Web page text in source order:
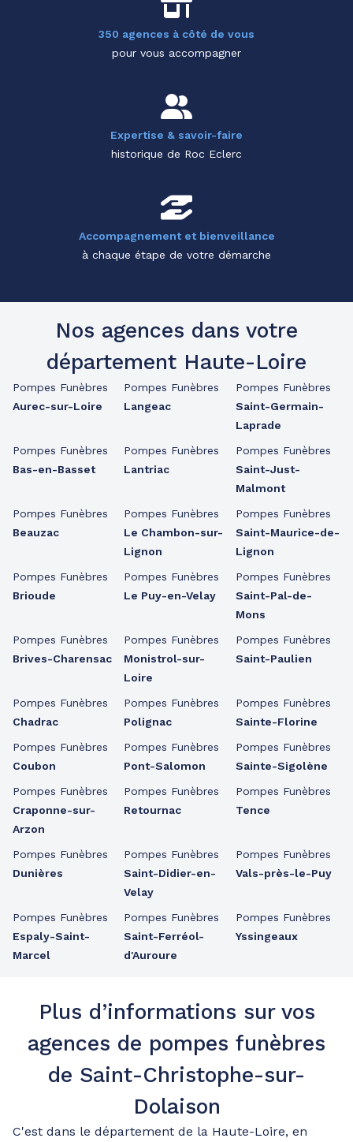
350 agences à côté de vous
pour vous accompagner
Expertise & savoir-faire
historique de Roc Eclerc
Accompagnement et bienveillance
à chaque étape de votre démarche
Nos agences dans votre
département Haute-Loire
Pompes Funèbres
Aurec-sur-Loire
Pompes Funèbres
Bas-en-Basset
Pompes Funèbres
Beauzac
Pompes Funèbres
Brioude
Pompes Funèbres
Brives-Charensac
Pompes Funèbres
Chadrac
Pompes Funèbres
Coubon
Pompes Funèbres
Craponne-sur-
Arzon
Pompes Funèbres
Dunières
Pompes Funèbres
Espaly-Saint-
Marcel
Pompes Funèbres
Langeac
Pompes Funèbres
Lantriac
Pompes Funèbres
Le Chambon-sur-
Lignon
Pompes Funèbres
Le Puy-en-Velay
Pompes Funèbres
Monistrol-sur-
Loire
Pompes Funèbres
Polignac
Pompes Funèbres
Pont-Salomon
Pompes Funèbres
Retournac
Pompes Funèbres
Saint-Didier-en-
Velay
Pompes Funèbres
Saint-Ferréol-
d'Auroure
Pompes Funèbres
Saint-Germain-
Laprade
Pompes Funèbres
Saint-Just-
Malmont
Pompes Funèbres
Saint-Maurice-de-
Lignon
Pompes Funèbres
Saint-Pal-de-
Mons
Pompes Funèbres
Saint-Paulien
Pompes Funèbres
Sainte-Florine
Pompes Funèbres
Sainte-Sigolène
Pompes Funèbres
Tence
Pompes Funèbres
Vals-près-le-Puy
Pompes Funèbres
Yssingeaux
Plus d’informations sur vos
agences de pompes funèbres
de Saint-Christophe-sur-
Dolaison
C'est dans le département de la Haute-Loire, en